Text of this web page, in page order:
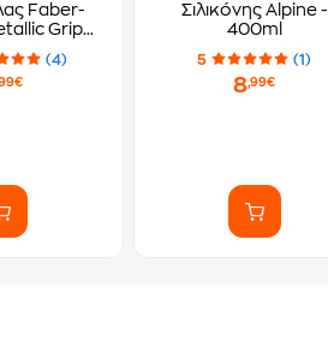
Faber-
Grip
(4)
Σιλικόνης Alpine -
400ml
5 (1)
8,99€